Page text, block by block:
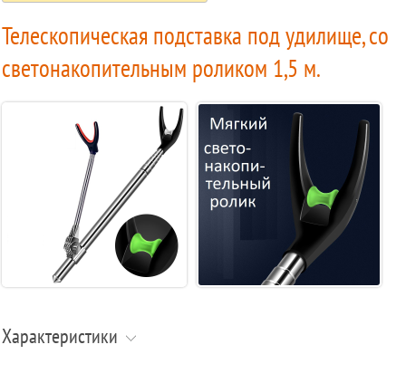
Телескопическая подставка под удилище, со
светонакопительным роликом 1,5 м.
Характеристики